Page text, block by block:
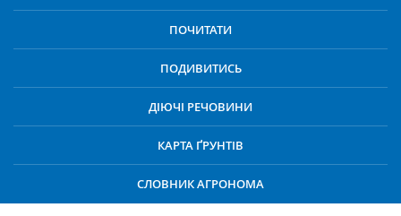
ПОЧИТАТИ
ПОДИВИТИСЬ
ДІЮЧІ РЕЧОВИНИ
КАРТА ҐРУНТІВ
СЛОВНИК АГРОНОМА